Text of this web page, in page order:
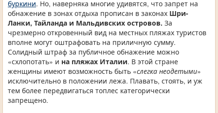
буркини. Но, наверняка многие удивятся, что запрет на
обнажение в зонах отдыха прописан в законах Шри-
Ланки, Тайланда и Мальдивских островов. За
чрезмерно откровенный вид на местных пляжах туристов
вполне могут оштрафовать на приличную сумму.
Солидный штраф за публичное обнажение можно
«схлопотать» и на пляжах Италии. В этой стране
женщины имеют возможность быть «слегка неодетыми»
исключительно в положении лежа. Плавать, стоять, и уж
тем более передвигаться топлес категорически
запрещено.